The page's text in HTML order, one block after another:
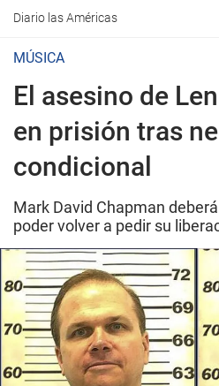
Diario las Américas
MÚSICA
El asesino de
en prisión tras
condicional
Mark David Chapman
poder volver a pedir su